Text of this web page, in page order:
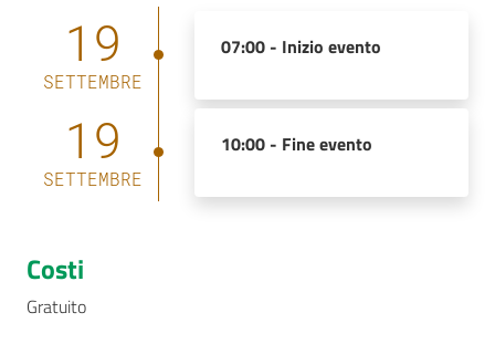
19
SETTEMBRE
07:00 - Inizio evento
19
SETTEMBRE
10:00 - Fine evento
Costi
Gratuito